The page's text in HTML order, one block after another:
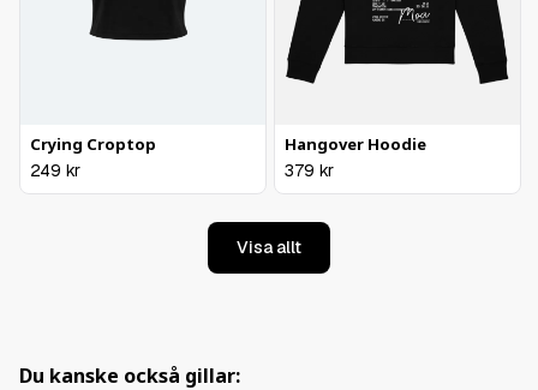
Crying Croptop
249 kr
Hangover Hoodie
379 kr
Visa allt
Du kanske också gillar: